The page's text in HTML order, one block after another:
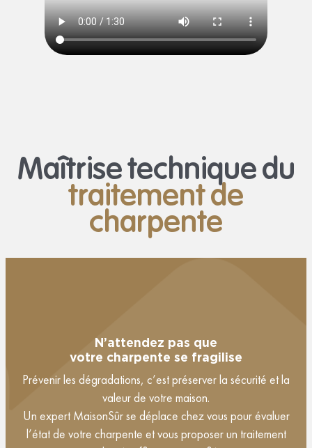
Maîtrise technique du
traitement de
charpente
N’attendez pas que
votre charpente se fragilise
Prévenir les dégradations, c’est préserver la sécurité et la
valeur de votre maison.
Un expert MaisonSûr se déplace chez vous pour évaluer
l’état de votre charpente et vous proposer un traitement